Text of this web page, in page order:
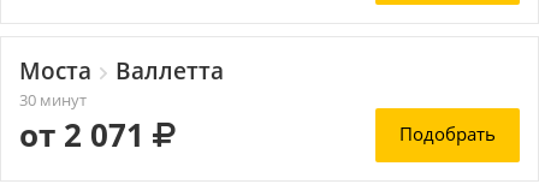
Моста Валлетта
30 минут
от 2 071 Подобрать